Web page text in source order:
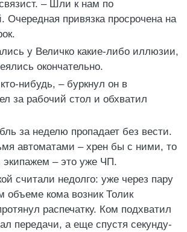
– Шли к нам по
Очередная привязка просрочена на
у Величко какие-либо иллюзии,
окончательно.
нибудь, – буркнул он в
за рабочий стол и обхватил
за неделю пропадает без вести.
автоматами – хрен бы с ними, то
экипажем – это уже ЧП.
считали недолго: уже через пару
объеме кома возник Толик
распечатку. Ком подхватил
передачи, а еще спустя секунду-